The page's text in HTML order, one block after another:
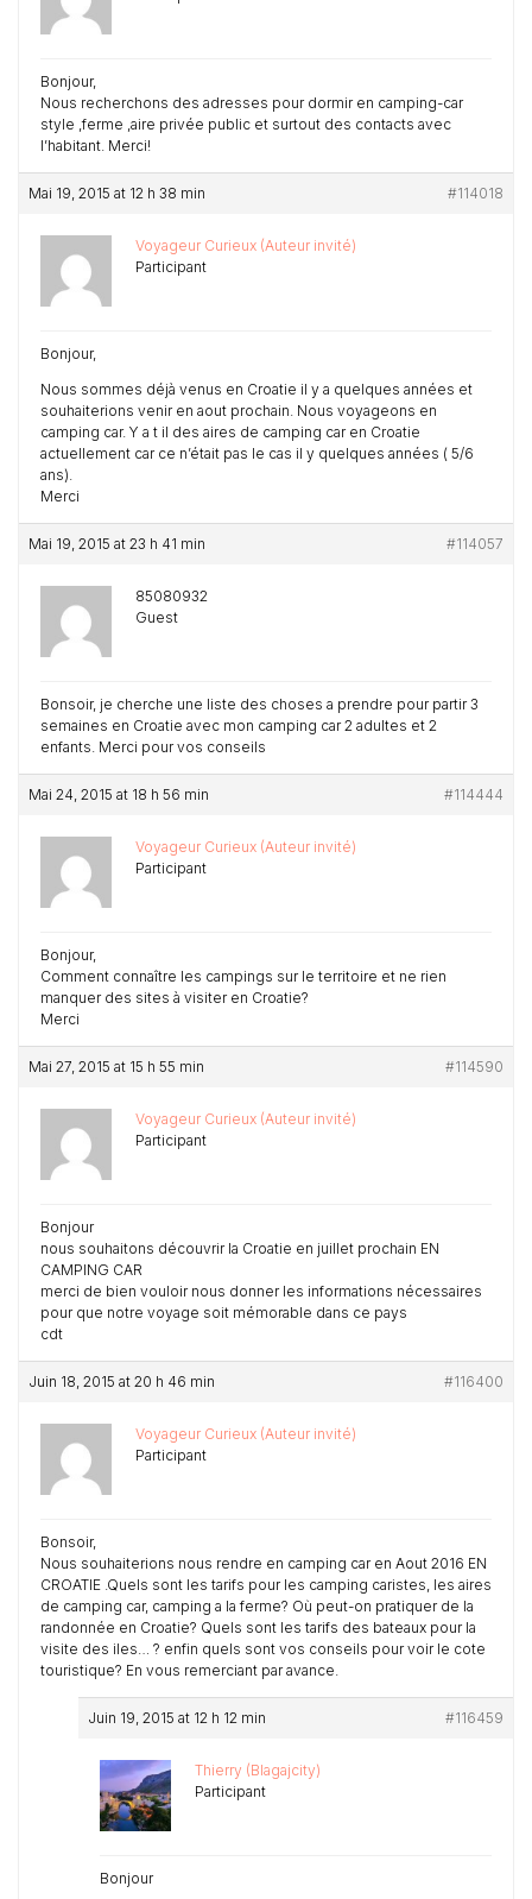
Bonjour,
Nous recherchons des adresses pour dormir en camping-car
style ,ferme ,aire privée public et surtout des contacts avec
l’habitant. Merci!
Mai 19, 2015 at 12 h 38 min #114018
Voyageur Curieux (Auteur invité)
Participant
Bonjour,
Nous sommes déjà venus en Croatie il y a quelques années et
souhaiterions venir en aout prochain. Nous voyageons en
camping car. Y a t il des aires de camping car en Croatie
actuellement car ce n’était pas le cas il y quelques années ( 5/6
ans).
Merci
Mai 19, 2015 at 23 h 41 min #114057
85080932
Guest
Bonsoir, je cherche une liste des choses a prendre pour partir 3
semaines en Croatie avec mon camping car 2 adultes et 2
enfants. Merci pour vos conseils
Mai 24, 2015 at 18 h 56 min #114444
Voyageur Curieux (Auteur invité)
Participant
Bonjour,
Comment connaître les campings sur le territoire et ne rien
manquer des sites à visiter en Croatie?
Merci
Mai 27, 2015 at 15 h 55 min #114590
Voyageur Curieux (Auteur invité)
Participant
Bonjour
nous souhaitons découvrir la Croatie en juillet prochain EN
CAMPING CAR
merci de bien vouloir nous donner les informations nécessaires
pour que notre voyage soit mémorable dans ce pays
cdt
Juin 18, 2015 at 20 h 46 min #116400
Voyageur Curieux (Auteur invité)
Participant
Bonsoir,
Nous souhaiterions nous rendre en camping car en Aout 2016 EN
CROATIE .Quels sont les tarifs pour les camping caristes, les aires
de camping car, camping a la ferme? Où peut-on pratiquer de la
randonnée en Croatie? Quels sont les tarifs des bateaux pour la
visite des iles… ? enfin quels sont vos conseils pour voir le cote
touristique? En vous remerciant par avance.
Juin 19, 2015 at 12 h 12 min #116459
Thierry (Blagajcity)
Participant
Bonjour